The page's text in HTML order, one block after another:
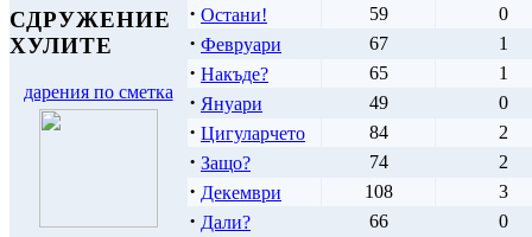
СДРУЖЕНИЕ
ХУЛИТЕ
дарения по сметка
· Остани! 59 0
· Февруари 67 1
· Накъде? 65 1
· Януари 49 0
· Цигуларчето 84 2
· Защо? 74 2
· Декември 108 3
· Дали? 66 0